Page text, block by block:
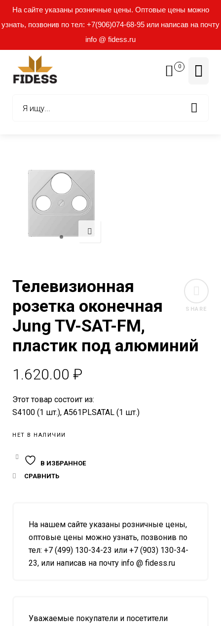
На сайте указаны розничные цены. Оптовые цены можно
узнать, позвонив по тел: +7(906)074-68-95 или написав на почту
info @ fidess.ru
0
SHARE
Телевизионная
розетка оконечная
Jung TV-SAT-FM,
пластик под алюминий
1.620.00 ₽
Этот товар состоит из:
S4100 (1 шт.), A561PLSATAL (1 шт.)
НЕТ В НАЛИЧИИ
В ИЗБРАННОЕ
СРАВНИТЬ
На нашем сайте указаны розничные цены,
оптовые цены можно узнать, позвонив по
тел: +7 (499) 130-34-23 или +7 (903) 130-34-
23, или написав на почту info @ fidess.ru
Уважаемые покупатели и посетители